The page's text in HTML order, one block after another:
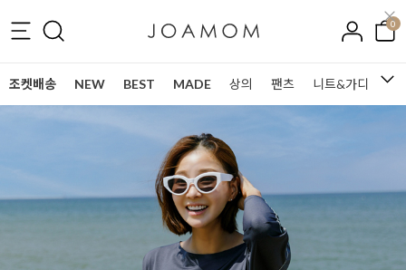
0
조켓배송 NEW BEST MADE 상의 팬츠 니트&가디건